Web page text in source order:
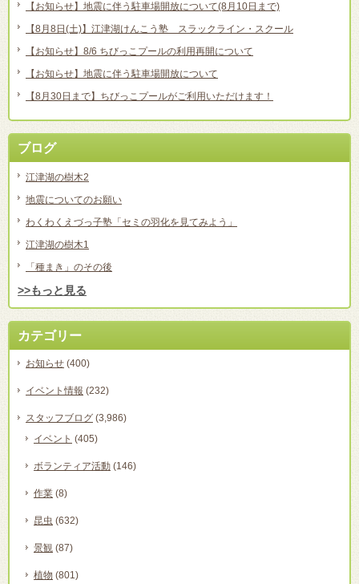
【お知らせ】地震に伴う駐車場開放について(8月10日まで)
【8月8日(土)】江津湖けんこう塾 スラックライン・スクール
【お知らせ】8/6 ちびっこプールの利用再開について
【お知らせ】地震に伴う駐車場開放について
【8月30日まで】ちびっこプールがご利用いただけます！
ブログ
江津湖の樹木2
地震についてのお願い
わくわくえづっ子塾「セミの羽化を見てみよう」
江津湖の樹木1
「種まき」のその後
>>もっと見る
カテゴリー
お知らせ (400)
イベント情報 (232)
スタッフブログ (3,986)
イベント (405)
ボランティア活動 (146)
作業 (8)
昆虫 (632)
景観 (87)
植物 (801)